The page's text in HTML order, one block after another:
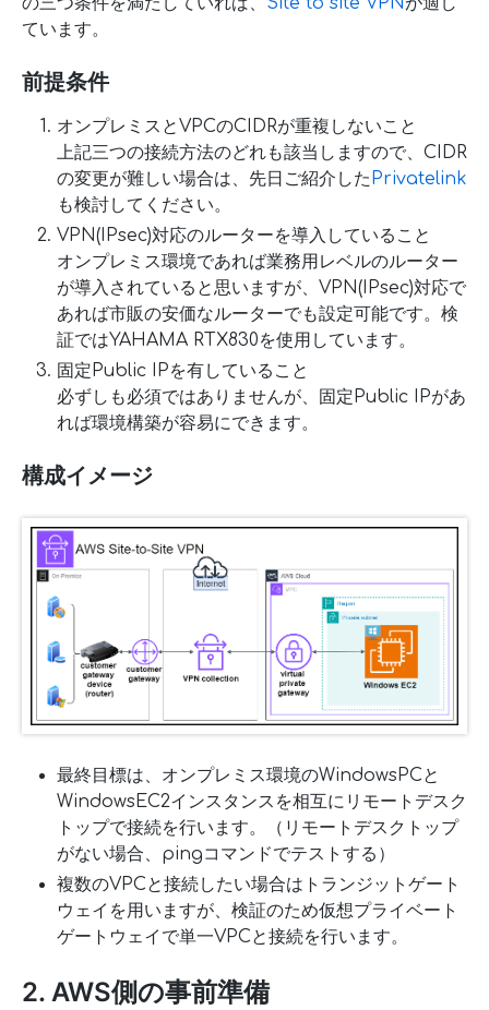
ています。
前提条件
オンプレミスとVPCのCIDRが重複しないこと
上記三つの接続方法のどれも該当しますので、CIDR
の変更が難しい場合は、先日ご紹介した Privatelink
も検討してください。
VPN(IPsec)対応のルーターを導入していること
オンプレミス環境であれば業務用レベルのルーター
が導入されていると思いますが、VPN(IPsec)対応で
あれば市販の安価なルーターでも設定可能です。検
証ではYAHAMA RTX830を使用しています。
固定Public IPを有していること
必ずしも必須ではありませんが、固定Public IPがあ
れば環境構築が容易にできます。
構成イメージ
最終目標は、オンプレミス環境のWindowsPCと
WindowsEC2インスタンスを相互にリモートデスク
トップで接続を行います。（リモートデスクトップ
がない場合、pingコマンドでテストする）
複数のVPCと接続したい場合はトランジットゲート
ウェイを用いますが、検証のため仮想プライベート
ゲートウェイで単一VPCと接続を行います。
2. AWS側の事前準備